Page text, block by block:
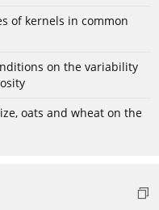
of kernels in common
on the variability
oats and wheat on the